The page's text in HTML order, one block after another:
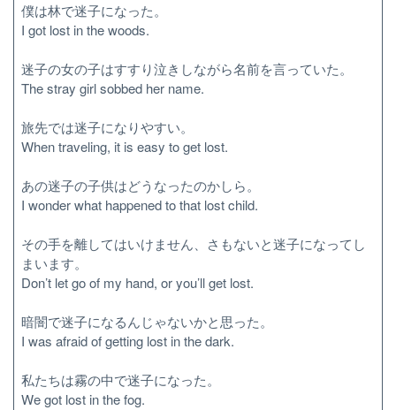
僕は林で迷子になった。
I got lost in the woods.
迷子の女の子はすすり泣きしながら名前を言っていた。
The stray girl sobbed her name.
旅先では迷子になりやすい。
When traveling, it is easy to get lost.
あの迷子の子供はどうなったのかしら。
I wonder what happened to that lost child.
その手を離してはいけません、さもないと迷子になってし
まいます。
Don’t let go of my hand, or you’ll get lost.
暗闇で迷子になるんじゃないかと思った。
I was afraid of getting lost in the dark.
私たちは霧の中で迷子になった。
We got lost in the fog.